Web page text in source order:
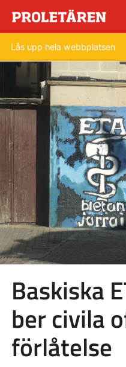
Lås upp hela webbplatsen
Baskiska
ber civila
förlåtelse